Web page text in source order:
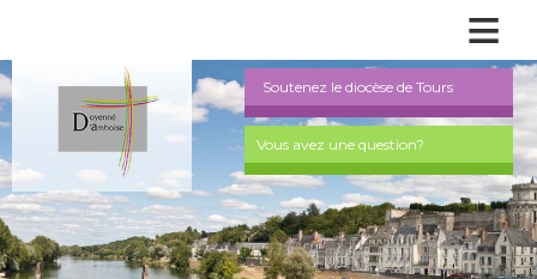
≡
Soutenez le diocèse de Tours
Vous avez une question?